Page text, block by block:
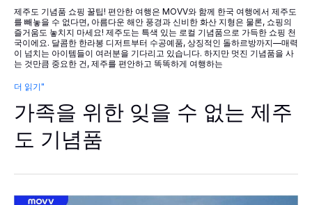
제주도 기념품 쇼핑 꿀팁! 편안한 여행은 MOVV와 함께 한국 여행에서 제주도
를 빼놓을 수 없다면, 아름다운 해안 풍경과 신비한 화산 지형은 물론, 쇼핑의
즐거움도 놓치지 마세요! 제주도는 특색 있는 로컬 기념품으로 가득한 쇼핑 천
국이에요. 달콤한 한라봉 디저트부터 수공예품, 상징적인 돌하르방까지—매력
이 넘치는 아이템들이 여러분을 기다리고 있습니다. 하지만 멋진 기념품을 사
는 것만큼 중요한 건, 제주를 편안하고 똑똑하게 여행하는
가
을
위
잊
을
더 읽기"
가족을 위한 잊을 수 없는 제주
도 기념품